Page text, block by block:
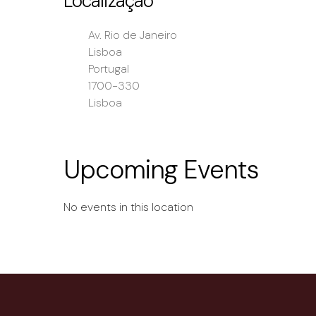
Av. Rio de Janeiro
Lisboa
Portugal
1700-330
Lisboa
Upcoming Events
No events in this location